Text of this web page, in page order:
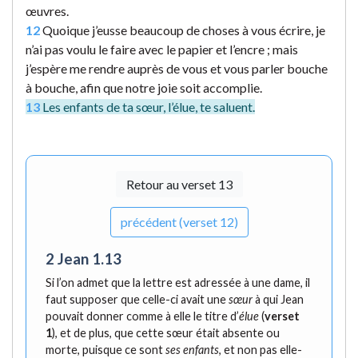
œuvres.
12Quoique j’eusse beaucoup de choses à vous écrire, je
n’ai pas voulu le faire avec le papier et l’encre ; mais
j’espère me rendre auprès de vous et vous parler bouche
à bouche, afin que notre joie soit accomplie.
13 Les enfants de ta sœur, l’élue, te saluent.
Retour au verset 13
précédent (verset 12)
2 Jean 1.13
Si l’on admet que la lettre est adressée à une dame, il
faut supposer que celle-ci avait unesœurà qui Jean
pouvait donner comme à elle le titre d’élue(verset
1), et de plus, que cette sœur était absente ou
morte, puisque ce sontses enfants, et non pas elle-